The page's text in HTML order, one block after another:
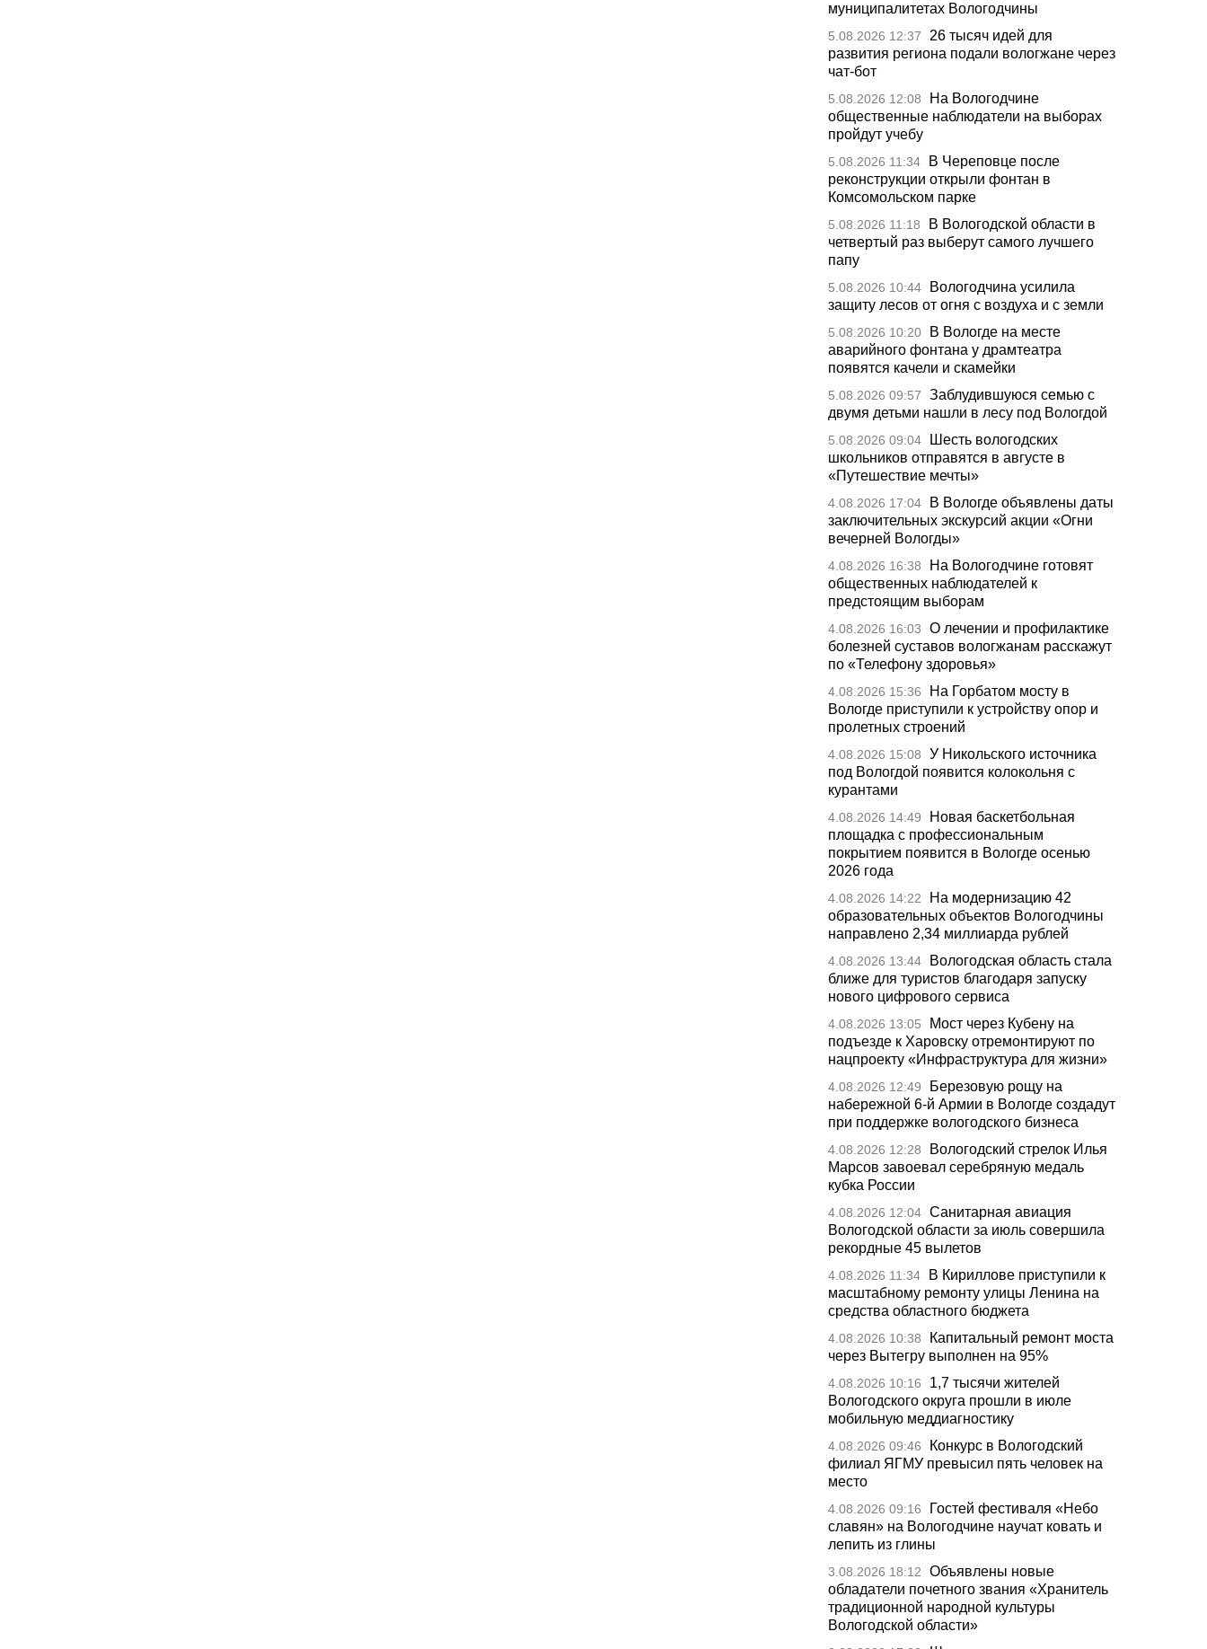
муниципалитетах Вологодчины
5.08.2026 12:37
26 тысяч идей для
развития региона подали вологжане через
чат-бот
5.08.2026 12:08
На Вологодчине
общественные наблюдатели на выборах
пройдут учебу
5.08.2026 11:34
В Череповце после
реконструкции открыли фонтан в
Комсомольском парке
5.08.2026 11:18
В Вологодской области в
четвертый раз выберут самого лучшего
папу
5.08.2026 10:44
Вологодчина усилила
защиту лесов от огня с воздуха и с земли
5.08.2026 10:20
В Вологде на месте
аварийного фонтана у драмтеатра
появятся качели и скамейки
5.08.2026 09:57
Заблудившуюся семью с
двумя детьми нашли в лесу под Вологдой
5.08.2026 09:04
Шесть вологодских
школьников отправятся в августе в
«Путешествие мечты»
4.08.2026 17:04
В Вологде объявлены даты
заключительных экскурсий акции «Огни
вечерней Вологды»
4.08.2026 16:38
На Вологодчине готовят
общественных наблюдателей к
предстоящим выборам
4.08.2026 16:03
О лечении и профилактике
болезней суставов вологжанам расскажут
по «Телефону здоровья»
4.08.2026 15:36
На Горбатом мосту в
Вологде приступили к устройству опор и
пролетных строений
4.08.2026 15:08
У Никольского источника
под Вологдой появится колокольня с
курантами
4.08.2026 14:49
Новая баскетбольная
площадка с профессиональным
покрытием появится в Вологде осенью
2026 года
4.08.2026 14:22
На модернизацию 42
образовательных объектов Вологодчины
направлено 2,34 миллиарда рублей
4.08.2026 13:44
Вологодская область стала
ближе для туристов благодаря запуску
нового цифрового сервиса
4.08.2026 13:05
Мост через Кубену на
подъезде к Харовску отремонтируют по
нацпроекту «Инфраструктура для жизни»
4.08.2026 12:49
Березовую рощу на
набережной 6-й Армии в Вологде создадут
при поддержке вологодского бизнеса
4.08.2026 12:28
Вологодский стрелок Илья
Марсов завоевал серебряную медаль
кубка России
4.08.2026 12:04 Санитарная авиация
Вологодской области за июль совершила
рекордные 45 вылетов
4.08.2026 11:34
В Кириллове приступили к
масштабному ремонту улицы Ленина на
средства областного бюджета
4.08.2026 10:38
Капитальный ремонт моста
через Вытегру выполнен на 95%
4.08.2026 10:16
1,7 тысячи жителей
Вологодского округа прошли в июле
мобильную меддиагностику
4.08.2026 09:46
Конкурс в Вологодский
филиал ЯГМУ превысил пять человек на
место
4.08.2026 09:16
Гостей фестиваля «Небо
славян» на Вологодчине научат ковать и
лепить из глины
3.08.2026 18:12
Объявлены новые
обладатели почетного звания «Хранитель
традиционной народной культуры
Вологодской области»